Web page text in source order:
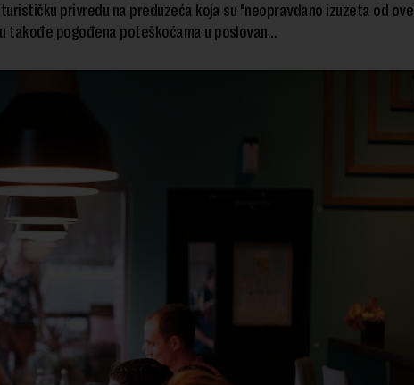
privredu na preduzeća koja su "neopravdano izuzeta od ove
takođe pogođena poteškoćama u poslovan...